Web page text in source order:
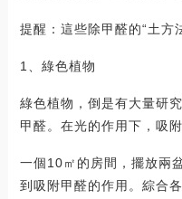
提醒：這些除甲醛的“土方
1、綠色植物
綠色植物，倒是有大量研
甲醛。在光的作用下，吸
一個10㎡的房間，擺放兩
到吸附甲醛的作用。綜合